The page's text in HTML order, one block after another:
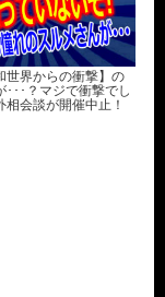
世界からの衝撃】の
･･･？マジで衝撃でし
会談が開催中止！